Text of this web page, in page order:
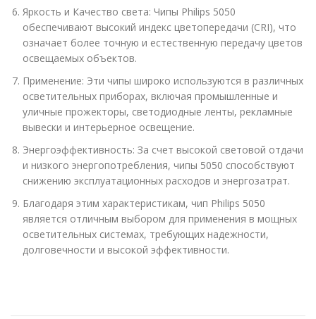
Яркость и Качество света: Чипы Philips 5050
обеспечивают высокий индекс цветопередачи (CRI), что
означает более точную и естественную передачу цветов
освещаемых объектов.
Применение: Эти чипы широко используются в различных
осветительных приборах, включая промышленные и
уличные прожекторы, светодиодные ленты, рекламные
вывески и интерьерное освещение.
Энергоэффективность: За счет высокой световой отдачи
и низкого энергопотребления, чипы 5050 способствуют
снижению эксплуатационных расходов и энергозатрат.
Благодаря этим характеристикам, чип Philips 5050
является отличным выбором для применения в мощных
осветительных системах, требующих надежности,
долговечности и высокой эффективности.